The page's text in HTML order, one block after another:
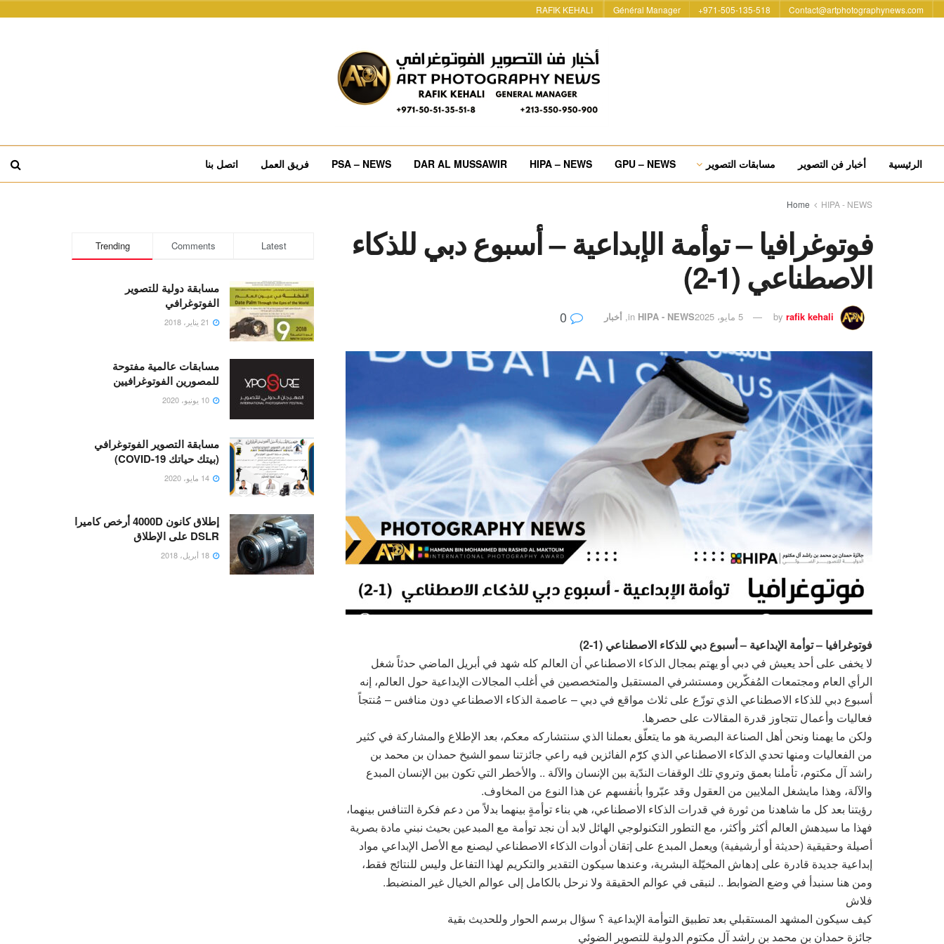
Contact@artphotographynews.com
971-505-135-518+
Général Manager
RAFIK KEHALI
الرئيسية أخبار فن التصوير مسابقات التصوير GPU – NEWS
HIPA – NEWS
DAR AL MUSSAWIR
PSA – NEWS فريق العمل اتصل بنا
Home HIPA - NEWS
فوتوغرافيا – توأمة الإبداعية – أسبوع دبي للذكاء
الاصطناعي (1-2)
by rafik kehali 5 مايو، 2025 in HIPA - NEWS
, أخبار
فوتوغرافيا – توأمة الإبداعية – أسبوع دبي للذكاء الاصطناعي (1-2)
لا يخفى على أحد يعيش في دبي أو يهتم بمجال الذكاء الاصطناعي أن العالم كله شهد في أبريل الماضي حدثاً شغل
الرأي العام ومجتمعات المُفكّرين ومستشرفي المستقبل والمتخصصين في أغلب المجالات الإبداعية حول العالم، إنه
أسبوع دبي للذكاء الاصطناعي الذي توزّع على ثلاث مواقع في دبي – عاصمة الذكاء الاصطناعي دون منافس – مُنتجاً
فعاليات وأعمال تتجاوز قدرة المقالات على حصرها.
ولكن ما يهمنا ونحن أهل الصناعة البصرية هو ما يتعلّق بعملنا الذي سنتشاركه معكم، بعد الإطلاع والمشاركة في كثير
من الفعاليات ومنها تحدي الذكاء الاصطناعي الذي كرّّم الفائزين فيه راعي جائزتنا سمو الشيخ حمدان بن محمد بن
راشد آل مكتوم، تأملنا بعمق وتروي تلك الوقفات الندّية بين الإنسان والآلة .. والأخطر التي تكون بين الإنسان المبدع
والآلة، وهذا مايشغل الملايين من العقول وقد عبّروا بأنفسهم عن هذا النوع من المخاوف.
رؤيتنا بعد كل ما شاهدنا من ثورة في قدرات الذكاء الاصطناعي، هي بناء توأمةٍ بينهما بدلاً من دعم فكرة التنافس بينهما،
فهذا ما سيدهش العالم أكثر وأكثر، مع التطور التكنولوجي الهائل لابد أن نجد توأمة مع المبدعين بحيث نبني مادة بصرية
أصيلة وحقيقية (حديثة أو أرشيفية) ويعمل المبدع على إتقان أدوات الذكاء الاصطناعي ليصنع مع الأصل الإبداعي مواد
إبداعية جديدة قادرة على إدهاش المخيّلة البشرية، وعندها سيكون التقدير والتكريم لهذا التفاعل وليس للنتائج فقط،
ومن هنا سنبدأ في وضع الضوابط .. لنبقى في عوالم الحقيقة ولا نرحل بالكامل إلى عوالم الخيال غير المنضبط.
فلاش
كيف سيكون المشهد المستقبلي بعد تطبيق التوأمة الإبداعية ؟ سؤال برسم الحوار وللحديث بقية
جائزة حمدان بن محمد بن راشد آل مكتوم الدولية للتصوير الضوئي
Trending Comments Latest
مسابقة دولية للتصوير
الفوتوغرافي
مسابقات عالمية مفتوحة
للمصورين الفوتوغرافيين
مسابقة التصوير الفوتوغرافي
(بيتك حياتك COVID-19)
إطلاق كانون 4000D أرخص كاميرا
DSLR على الإطلاق